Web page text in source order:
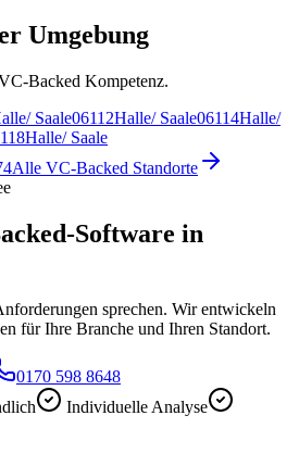
Umgebung
Backed Kompetenz.
Saale06112Halle/ Saale06114Halle/
Halle/ Saale
Alle VC-Backed Standorte
Software in
sprechen. Wir entwickeln
für Ihre Branche und Ihren Standort.
0170 598 8648
Individuelle Analyse